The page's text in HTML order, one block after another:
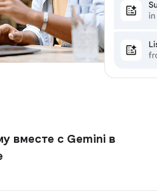
вместе с Gemini в